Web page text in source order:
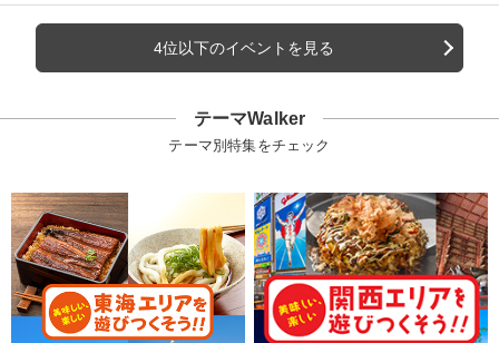
4位以下のイベントを見る
テーマWalker
テーマ別特集をチェック